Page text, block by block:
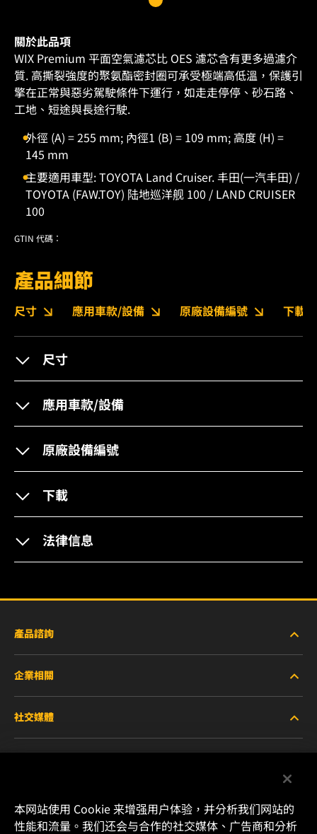
關於此品項
WIX Premium 平面空氣濾芯比 OES 濾芯含有更多過濾介
質. 高撕裂強度的聚氨酯密封圈可承受極端高低溫，保護引
擎在正常與惡劣駕駛條件下運行，如走走停停、砂石路、
工地、短途與長途行駛.
外徑 (A) = 255 mm; 內徑1 (B) = 109 mm; 高度 (H) =
145 mm
主要適用車型: TOYOTA Land Cruiser. 丰田(一汽丰田) /
TOYOTA (FAW.TOY) 陆地巡洋舰 100 / LAND CRUISER
100
GTIN 代碼：
產品細節
尺寸 應用車款/設備 原廠設備編號 下載
尺寸
應用車款/設備
原廠設備編號
下載
法律信息
產品諮詢
重型設備車輛
小客車與商用車
企業相關
關於WIX
聯絡我們
社交媒體
Instagram
本网站使用 Cookie 来增强用户体验，并分析我们网站的
性能和流量。我们还会与合作的社交媒体、广告商和分析